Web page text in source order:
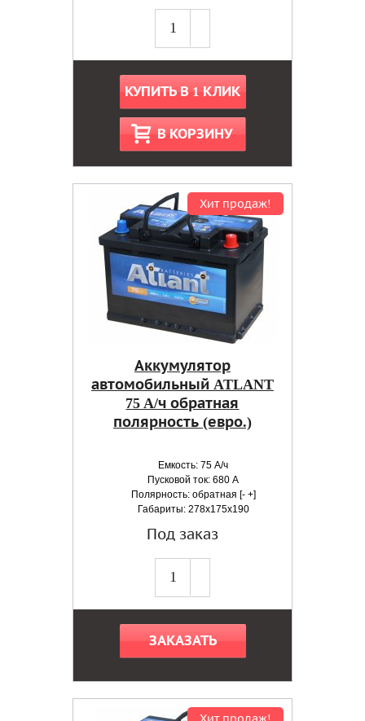
КУПИТЬ В 1 КЛИК
В КОРЗИНУ
Хит продаж!
Аккумулятор
автомобильный ATLANT
75 A/ч обратная
полярность (евро.)
Емкость: 75 А/ч
Пусковой ток: 680 А
Полярность: обратная [- +]
Габариты: 278x175x190
Под заказ
ЗАКАЗАТЬ